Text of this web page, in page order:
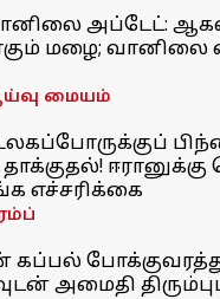
அப்டேட்:
மழை; வானிலை
மையம்
தாக்குதல்!
எச்சரிக்கை
கப்பல்
அமைதி